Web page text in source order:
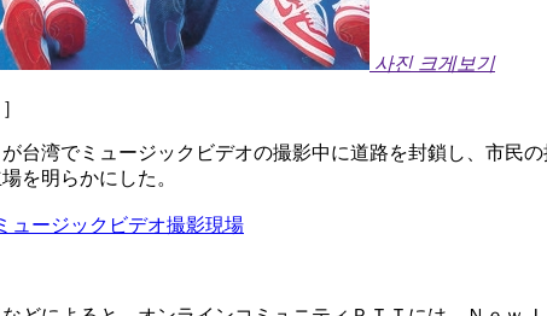
사진 크게보기
台湾でミュージックビデオの撮影中に道路を封鎖し、市
を明らかにした。
ュージックビデオ撮影現場